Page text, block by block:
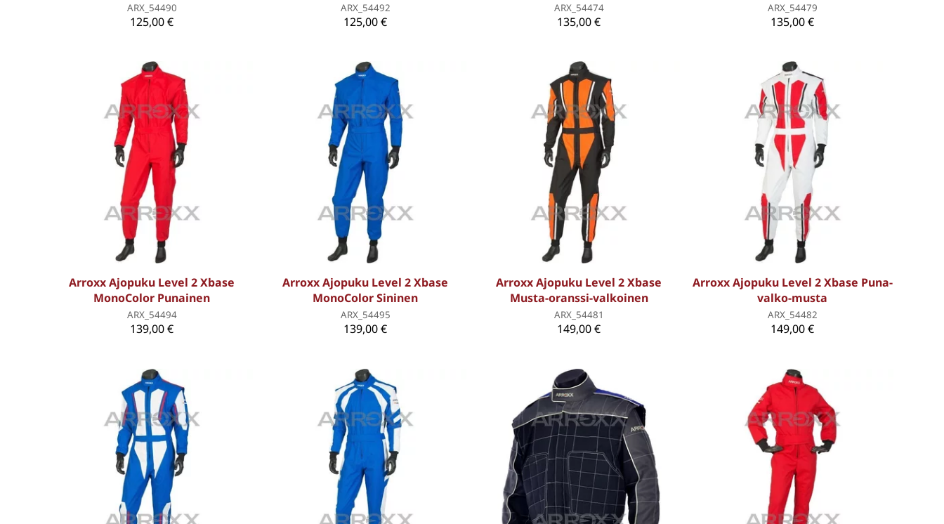
ARX_54490
125,00 €
ARX_54492
125,00 €
ARX_54474
135,00 €
ARX_54479
135,00 €
Arroxx Ajopuku Level 2 Xbase
MonoColor Punainen
ARX_54494
139,00 €
Arroxx Ajopuku Level 2 Xbase
MonoColor Sininen
ARX_54495
139,00 €
Arroxx Ajopuku Level 2 Xbase
Musta-oranssi-valkoinen
ARX_54481
149,00 €
Arroxx Ajopuku Level 2 Xbase Puna-
valko-musta
ARX_54482
149,00 €